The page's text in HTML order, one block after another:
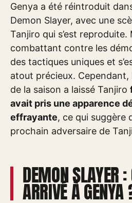
Genya a été réintroduit
Demon Slayer, avec une
Tanjiro qui s’est
combattant contre les
des tactiques uniques et
atout précieux. Cependant,
de la saison a laissé Tanjiro
avait pris une apparence
effrayante, ce qui suggère
prochain adversaire de
DEMON SLAYER :
ARRIVÉ À GENYA